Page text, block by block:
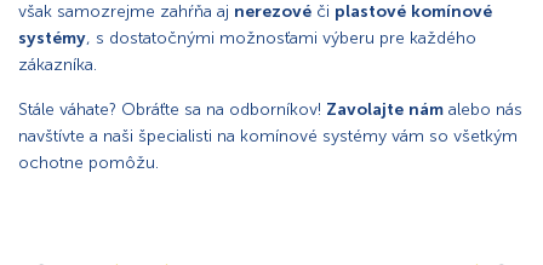
však samozrejme zahŕňa aj nerezové či plastové komínové
systémy, s dostatočnými možnosťami výberu pre každého
zákazníka.
Stále váhate? Obráťte sa na odborníkov! Zavolajte nám alebo nás
navštívte a naši špecialisti na komínové systémy vám so všetkým
ochotne pomôžu.